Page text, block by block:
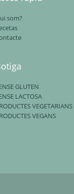
som?
GLUTEN
LACTOSA
VEGETARIANS
VEGANS